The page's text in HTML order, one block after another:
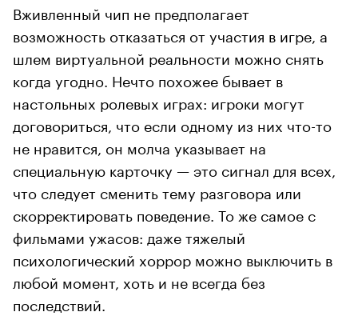
Вживленный чип не предполагает
возможность отказаться от участия в игре, а
шлем виртуальной реальности можно снять
когда угодно. Нечто похожее бывает в
настольных ролевых играх: игроки могут
договориться, что если одному из них что-то
не нравится, он молча указывает на
специальную карточку — это сигнал для всех,
что следует сменить тему разговора или
скорректировать поведение. То же самое с
фильмами ужасов: даже тяжелый
психологический хоррор можно выключить в
любой момент, хоть и не всегда без
последствий.